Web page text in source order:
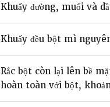
Khuấy đường, muối và
Khuấy đều bột mì
Rắc bột còn lại lên bề
hoàn toàn với bột,